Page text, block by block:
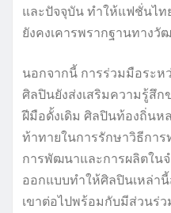
และปัจจุบัน ทำให้แฟชั่นไ
ยังคงเคารพรากฐานทางวั
นอกจากนี้ การร่วมมือระ
ศิลปินยังส่งเสริมความรู้สึ
ฝีมือดั้งเดิม ศิลปินท้องถิ่นห
ท้าทายในการรักษาวิธีกา
การพัฒนาและการผลิตใน
ออกแบบทำให้ศิลปินเหล่า
เขาต่อไปพร้อมกับมีส่วนร่